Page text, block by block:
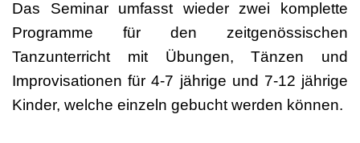
Das Seminar umfasst wieder zwei komplette
Programme für den zeitgenössischen
Tanzunterricht mit Übungen, Tänzen und
Improvisationen für 4-7 jährige und 7-12 jährige
Kinder, welche einzeln gebucht werden können.